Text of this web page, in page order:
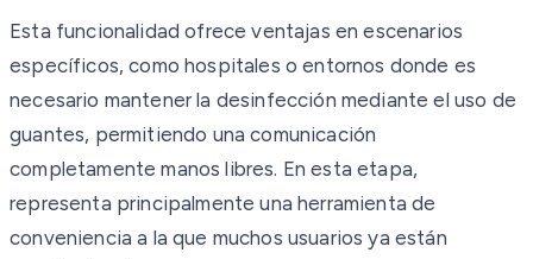
Esta funcionalidad ofrece ventajas en escenarios
específicos, como hospitales o entornos donde es
necesario mantener la desinfección mediante el uso de
guantes, permitiendo una comunicación
completamente manos libres. En esta etapa,
representa principalmente una herramienta de
conveniencia a la que muchos usuarios ya están